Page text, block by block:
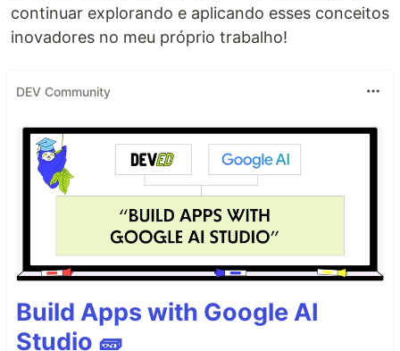
continuar explorando e aplicando esses conceitos
inovadores no meu próprio trabalho!
DEV Community
Build Apps with Google AI
Studio 🧱